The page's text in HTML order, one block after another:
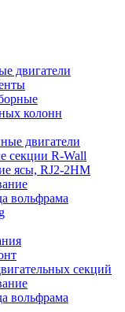
двигатели
колонн
двигатели
секции R-Wall
ясы, RJ2-2HM
вольфрама
секций
вольфрама